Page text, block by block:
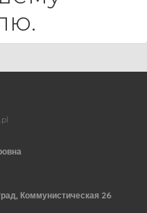
Коммунистическая 26